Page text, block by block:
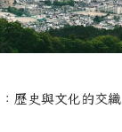
歷史與文化的交織